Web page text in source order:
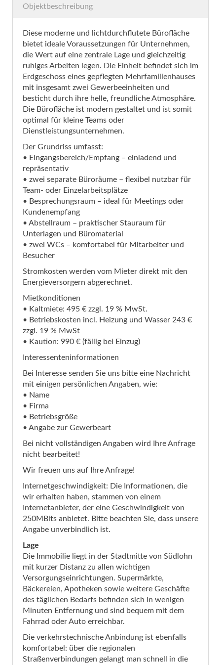
Objektbeschreibung
Diese moderne und lichtdurchflutete Bürofläche
bietet ideale Voraussetzungen für Unternehmen,
die Wert auf eine zentrale Lage und gleichzeitig
ruhiges Arbeiten legen. Die Einheit befindet sich im
Erdgeschoss eines gepflegten Mehrfamilienhauses
mit insgesamt zwei Gewerbeeinheiten und
besticht durch ihre helle, freundliche Atmosphäre.
Die Bürofläche ist modern gestaltet und ist somit
optimal für kleine Teams oder
Dienstleistungsunternehmen.
Der Grundriss umfasst:
• Eingangsbereich/Empfang – einladend und
repräsentativ
• zwei separate Büroräume – flexibel nutzbar für
Team- oder Einzelarbeitsplätze
• Besprechungsraum – ideal für Meetings oder
Kundenempfang
• Abstellraum – praktischer Stauraum für
Unterlagen und Büromaterial
• zwei WCs – komfortabel für Mitarbeiter und
Besucher
Stromkosten werden vom Mieter direkt mit den
Energieversorgern abgerechnet.
Mietkonditionen
• Kaltmiete: 495 € zzgl. 19 % MwSt.
• Betriebskosten incl. Heizung und Wasser 243 €
zzgl. 19 % MwSt
• Kaution: 990 € (fällig bei Einzug)
Interessenteninformationen
Bei Interesse senden Sie uns bitte eine Nachricht
mit einigen persönlichen Angaben, wie:
• Name
• Firma
• Betriebsgröße
• Angabe zur Gewerbeart
Bei nicht vollständigen Angaben wird Ihre Anfrage
nicht bearbeitet!
Wir freuen uns auf Ihre Anfrage!
Internetgeschwindigkeit: Die Informationen, die
wir erhalten haben, stammen von einem
Internetanbieter, der eine Geschwindigkeit von
250MBits anbietet. Bitte beachten Sie, dass unsere
Angabe unverbindlich ist.
Lage
Die Immobilie liegt in der Stadtmitte von Südlohn
mit kurzer Distanz zu allen wichtigen
Versorgungseinrichtungen. Supermärkte,
Bäckereien, Apotheken sowie weitere Geschäfte
des täglichen Bedarfs befinden sich in wenigen
Minuten Entfernung und sind bequem mit dem
Fahrrad oder Auto erreichbar.
Die verkehrstechnische Anbindung ist ebenfalls
komfortabel: über die regionalen
Straßenverbindungen gelangt man schnell in die